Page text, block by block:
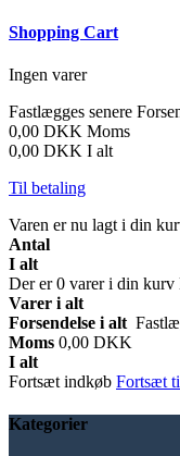
Shopping Cart
Ingen varer
Fastlægges senere
0,00 DKK Moms
0,00 DKK I alt
Til betaling
Varen er nu lagt i din
Antal
I alt
Der er0 varer i din kurv
Varer i alt
Forsendelse i alt
Moms 0,00 DKK
I alt
Fortsæt indkøb Fortsæt
Kategorier